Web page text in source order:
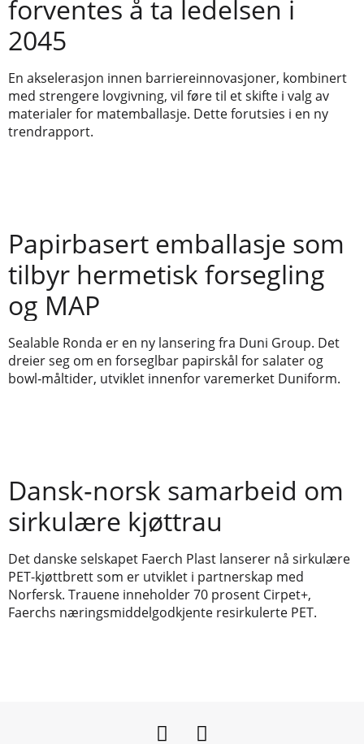
forventes å ta ledelsen i
2045
En akselerasjon innen barriereinnovasjoner, kombinert
med strengere lovgivning, vil føre til et skifte i valg av
materialer for matemballasje. Dette forutsies i en ny
trendrapport.
Papirbasert emballasje som
tilbyr hermetisk forsegling
og MAP
Sealable Ronda er en ny lansering fra Duni Group. Det
dreier seg om en forseglbar papirskål for salater og
bowl‑måltider, utviklet innenfor varemerket Duniform.
Dansk‑norsk samarbeid om
sirkulære kjøttrau
Det danske selskapet Faerch Plast lanserer nå sirkulære
PET-kjøttbrett som er utviklet i partnerskap med
Norfersk. Trauene inneholder 70 prosent Cirpet+,
Faerchs næringsmiddelgodkjente resirkulerte PET.